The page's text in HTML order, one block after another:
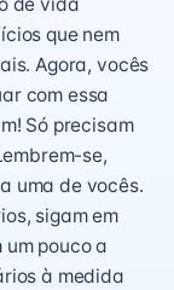
de vida
que nem
Agora, vocês
com essa
Só precisam
se,
uma de vocês.
sigam em
pouco a
à medida